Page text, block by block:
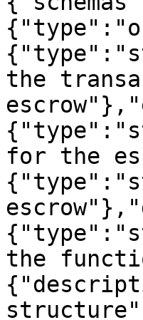
the
for the
the